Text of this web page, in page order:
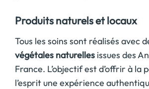
Produits naturels et locaux
Tous les soins sont réalisés avec
végétales naturelles issues des
France. L’objectif est d’offrir à la
l’esprit une expérience